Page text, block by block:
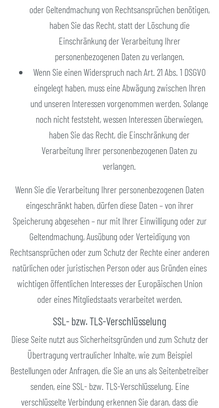
oder Geltendmachung von Rechtsansprüchen benötigen,
haben Sie das Recht, statt der Löschung die
Einschränkung der Verarbeitung Ihrer
personenbezogenen Daten zu verlangen.
Wenn Sie einen Widerspruch nach Art. 21 Abs. 1 DSGVO
eingelegt haben, muss eine Abwägung zwischen Ihren
und unseren Interessen vorgenommen werden. Solange
noch nicht feststeht, wessen Interessen überwiegen,
haben Sie das Recht, die Einschränkung der
Verarbeitung Ihrer personenbezogenen Daten zu
verlangen.
Wenn Sie die Verarbeitung Ihrer personenbezogenen Daten
eingeschränkt haben, dürfen diese Daten – von ihrer
Speicherung abgesehen – nur mit Ihrer Einwilligung oder zur
Geltendmachung, Ausübung oder Verteidigung von
Rechtsansprüchen oder zum Schutz der Rechte einer anderen
natürlichen oder juristischen Person oder aus Gründen eines
wichtigen öffentlichen Interesses der Europäischen Union
oder eines Mitgliedstaats verarbeitet werden.
SSL- bzw. TLS-Verschlüsselung
Diese Seite nutzt aus Sicherheitsgründen und zum Schutz der
Übertragung vertraulicher Inhalte, wie zum Beispiel
Bestellungen oder Anfragen, die Sie an uns als Seitenbetreiber
senden, eine SSL- bzw. TLS-Verschlüsselung. Eine
verschlüsselte Verbindung erkennen Sie daran, dass die